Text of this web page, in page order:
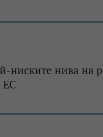
ниските нива на
ЕС